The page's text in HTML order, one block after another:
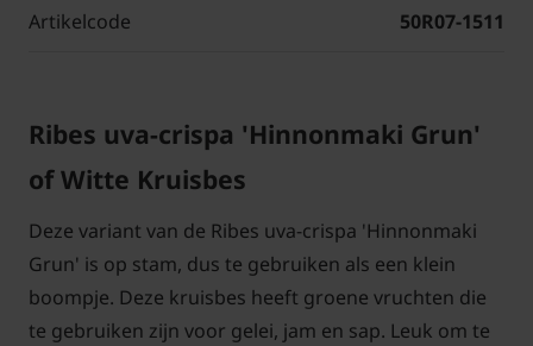
Artikelcode 50R07-1511
Ribes uva-crispa 'Hinnonmaki Grun'
of Witte Kruisbes
Deze variant van de Ribes uva-crispa 'Hinnonmaki
Grun' is op stam, dus te gebruiken als een klein
boompje. Deze kruisbes heeft groene vruchten die
te gebruiken zijn voor gelei, jam en sap. Leuk om te